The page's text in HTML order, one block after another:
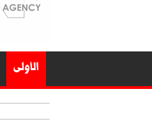
الأولى